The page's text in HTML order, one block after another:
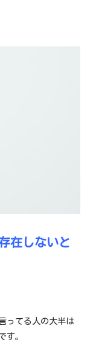
在しないと
ってる人の大半は
す。